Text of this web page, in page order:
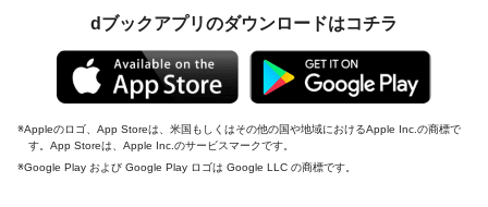
dブックアプリのダウンロードはコチラ
Appleのロゴ、App Storeは、米国もしくはその他の国や地域におけるApple Inc.の商標で
す。App Storeは、Apple Inc.のサービスマークです。
Google Play および Google Play ロゴは Google LLC の商標です。